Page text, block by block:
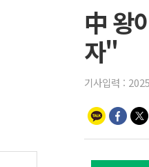
中 왕
자"
기사입력 :